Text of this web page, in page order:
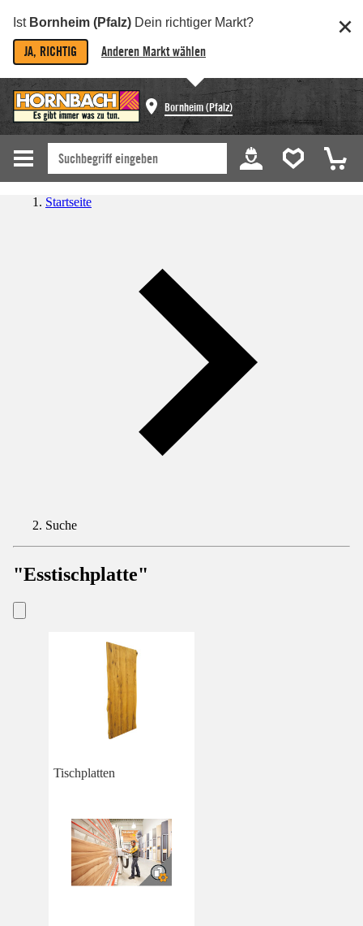
Ist Bornheim (Pfalz) Dein richtiger Markt?
JA, RICHTIG Anderen Markt wählen
Bornheim (Pfalz)
Startseite
Suche
"Esstischplatte"
Tischplatten